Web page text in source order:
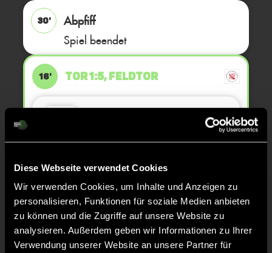
Diese Webseite verwendet Cookies
Wir verwenden Cookies, um Inhalte und Anzeigen zu
personalisieren, Funktionen für soziale Medien anbieten
zu können und die Zugriffe auf unsere Website zu
analysieren. Außerdem geben wir Informationen zu Ihrer
Verwendung unserer Website an unsere Partner für
30'
Abpfiff
Spiel beendet
16' TOR 1:5, FELDTOR
29
8' TOR 1:4, FELDTOR
TheodorI. 16